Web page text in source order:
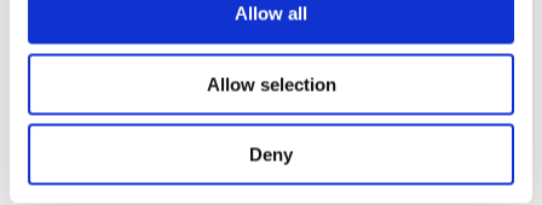
Allow all
Allow selection
Deny
Наше спецпредложение
Применить